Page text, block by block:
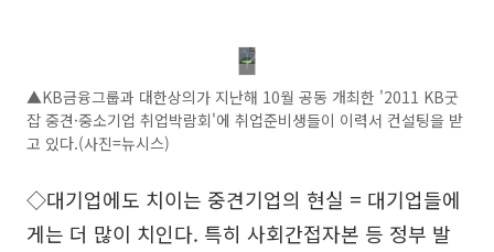
▲KB금융그룹과 대한상의가 지난해 10월 공동 개최한 '2011 KB굿
잡 중견·중소기업 취업박람회'에 취업준비생들이 이력서 컨설팅을 받
고 있다.(사진=뉴시스)
◇대기업에도 치이는 중견기업의 현실 = 대기업들에
게는 더 많이 치인다. 특히 사회간접자본 등 정부 발